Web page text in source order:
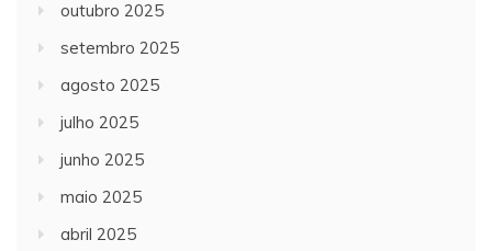
outubro 2025
setembro 2025
agosto 2025
julho 2025
junho 2025
maio 2025
abril 2025